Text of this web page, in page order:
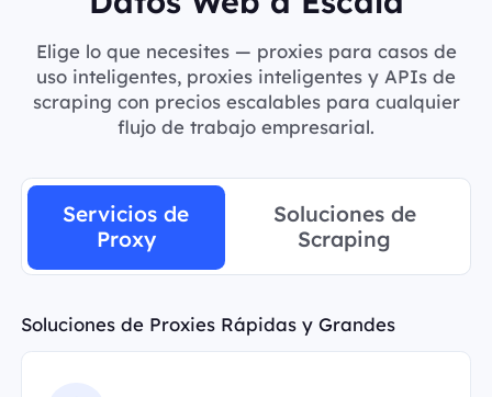
Elige lo que necesites — proxies para casos de
uso inteligentes, proxies inteligentes y APIs de
scraping con precios escalables para cualquier
flujo de trabajo empresarial.
Servicios de
Proxy
Soluciones de
Scraping
Soluciones de Proxies Rápidas y Grandes